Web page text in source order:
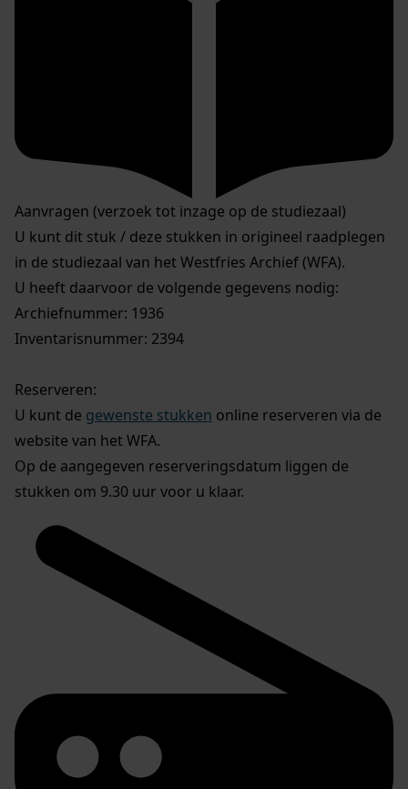
Aanvragen (verzoek tot inzage op de studiezaal)
U kunt dit stuk / deze stukken in origineel raadplegen
in de studiezaal van het Westfries Archief (WFA).
U heeft daarvoor de volgende gegevens nodig:
Archiefnummer: 1936
Inventarisnummer: 2394
Reserveren:
U kunt de gewenste stukken online reserveren via de
website van het WFA.
Op de aangegeven reserveringsdatum liggen de
stukken om 9.30 uur voor u klaar.